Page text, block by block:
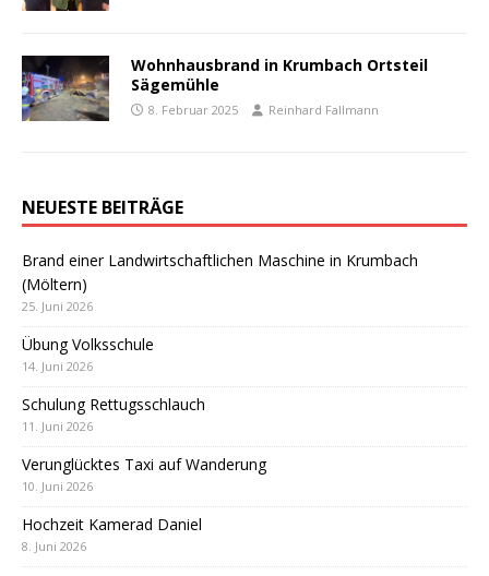
Wohnhausbrand in Krumbach Ortsteil
Sägemühle
8. Februar 2025 Reinhard Fallmann
NEUESTE BEITRÄGE
Brand einer Landwirtschaftlichen Maschine in Krumbach
(Möltern)
25. Juni 2026
Übung Volksschule
14. Juni 2026
Schulung Rettugsschlauch
11. Juni 2026
Verunglücktes Taxi auf Wanderung
10. Juni 2026
Hochzeit Kamerad Daniel
8. Juni 2026